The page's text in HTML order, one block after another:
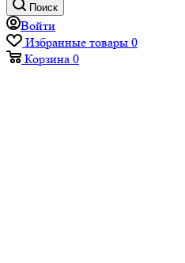
Поиск
Войти
Избранные товары 0
Корзина 0